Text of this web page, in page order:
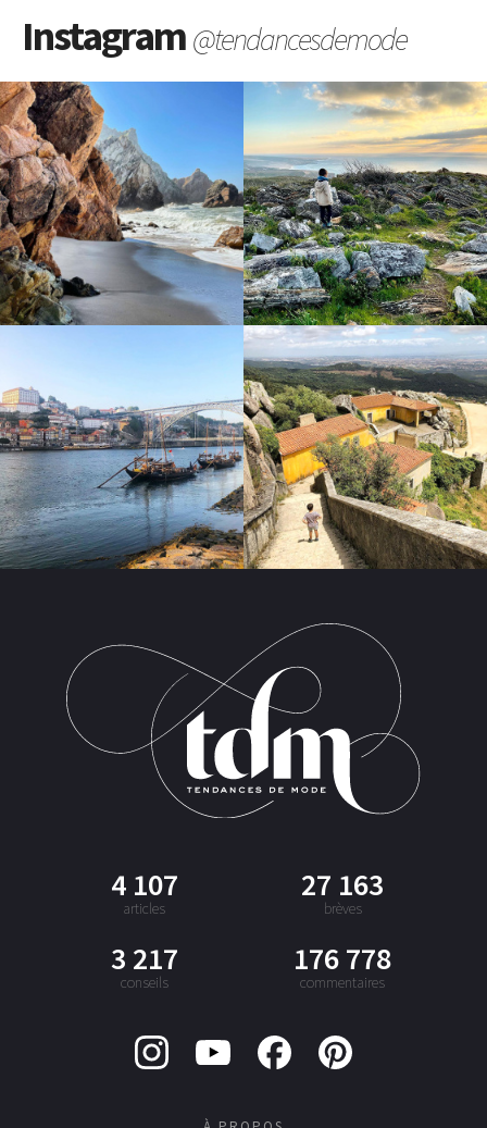
Instagram@tendancesdemode
4 107
articles
27 163
brèves
3 217
conseils
176 778
commentaires